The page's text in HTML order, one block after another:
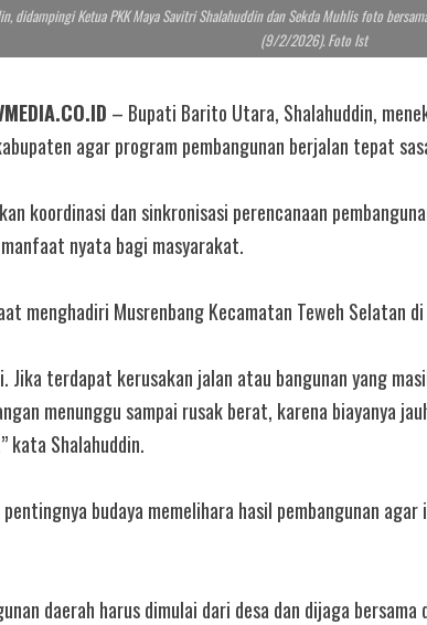
didampingi Ketua PKK Maya Savitri Shalahuddin dan Sekda Muhlis foto
(9/2/2026). Foto Ist
– Bupati Barito Utara, Shalahuddin,
agar program pembangunan berjalan tepat
koordinasi dan sinkronisasi perencanaan
nyata bagi masyarakat.
menghadiri Musrenbang Kecamatan Teweh Selatan
Jika terdapat kerusakan jalan atau bangunan yang
menunggu sampai rusak berat, karena biayanya
kata Shalahuddin.
budaya memelihara hasil pembangunan
daerah harus dimulai dari desa dan dijaga